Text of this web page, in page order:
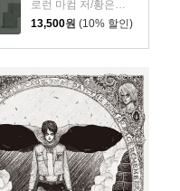
13,500원 (10% 할인)